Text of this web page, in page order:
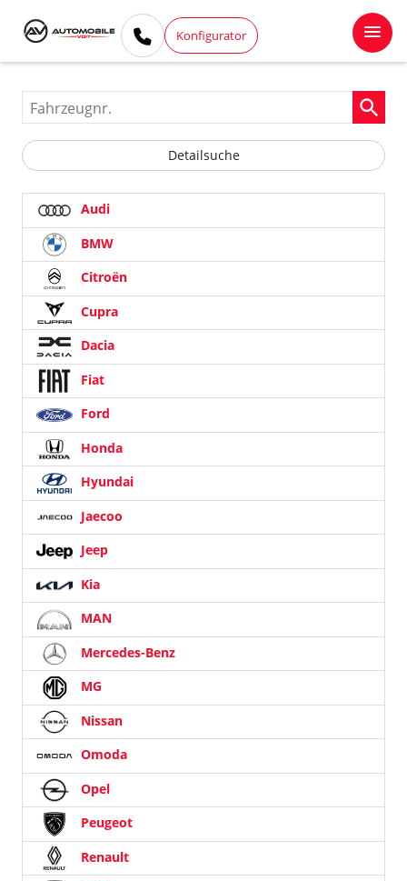
Konfigurator
Fahrzeugnr.
Detailsuche
Audi
BMW
Citroën
Cupra
Dacia
Fiat
Ford
Honda
Hyundai
Jaecoo
Jeep
Kia
MAN
Mercedes-Benz
MG
Nissan
Omoda
Opel
Peugeot
Renault